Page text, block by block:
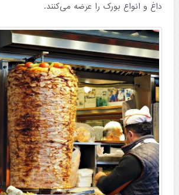
داغ و انواع بورک را عرضه می‌کنند.